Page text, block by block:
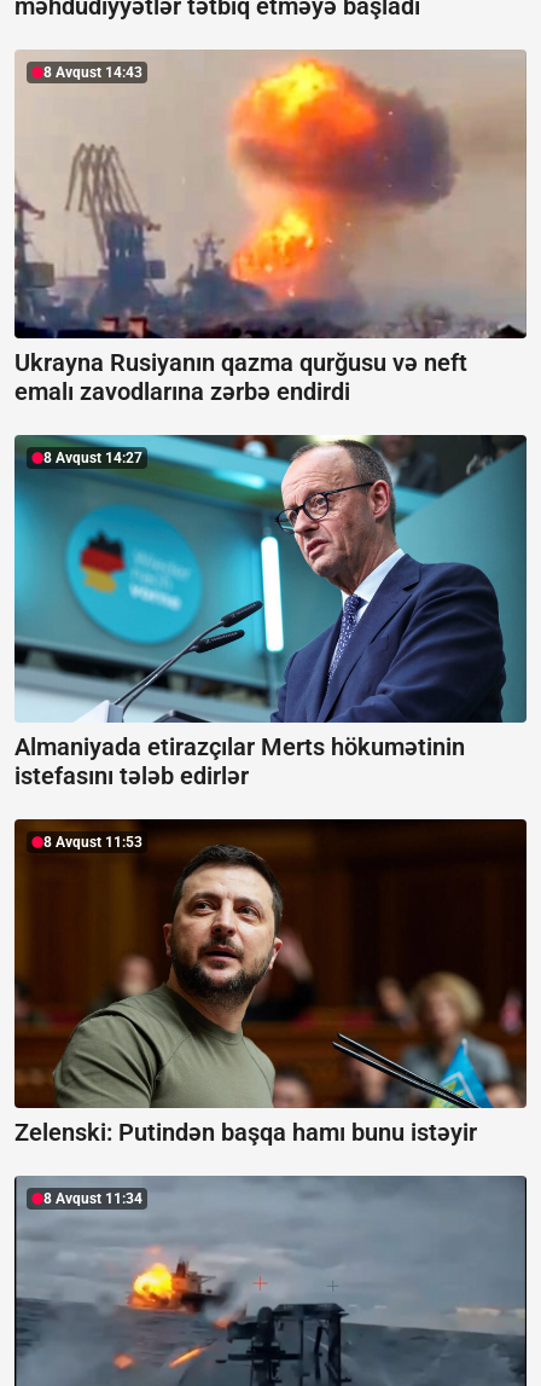
məhdudiyyətlər tətbiq etməyə başladı
8 Avqust 14:43
Ukrayna Rusiyanın qazma qurğusu və neft
emalı zavodlarına zərbə endirdi
8 Avqust 14:27
Almaniyada etirazçılar Merts hökumətinin
istefasını tələb edirlər
8 Avqust 11:53
Zelenski: Putindən başqa hamı bunu istəyir
8 Avqust 11:34